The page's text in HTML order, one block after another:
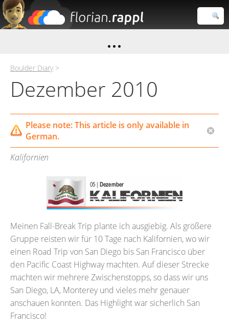
Close search
Boulder Diary>
Dezember 2010
Please note: This article is only available in
German.
Kalifornien
Meinen Fall-Break Trip plante ich ausgiebig. Als größere
Gruppe reisten wir für 10 Tage nach Kalifornien, wo wir
einen Road Trip von San Diego bis San Francisco über
den Pacific Coast Highway machten. Auf dieser Strecke
machten wir mehrere Zwischenstopps, so dass wir uns
San Diego, LA, Monterey und vieles mehr genauer
anschauen konnten. Das Highlight war sicherlich San
Francisco!